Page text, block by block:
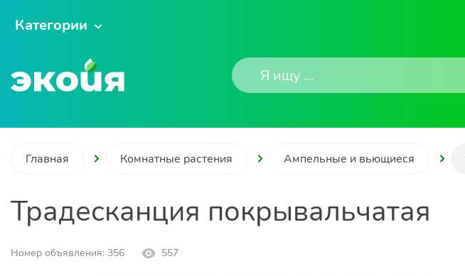
Категории
Главная Комнатные растения Ампельные и вьющиеся
Традесканция покрывальчатая
Номер объявления: 356 557